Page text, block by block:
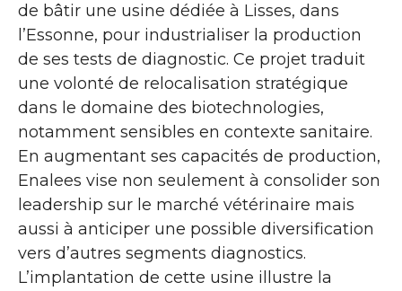
de bâtir une usine dédiée à Lisses, dans
l’Essonne, pour industrialiser la production
de ses tests de diagnostic. Ce projet traduit
une volonté de relocalisation stratégique
dans le domaine des biotechnologies,
notamment sensibles en contexte sanitaire.
En augmentant ses capacités de production,
Enalees vise non seulement à consolider son
leadership sur le marché vétérinaire mais
aussi à anticiper une possible diversification
vers d’autres segments diagnostics.
L’implantation de cette usine illustre la